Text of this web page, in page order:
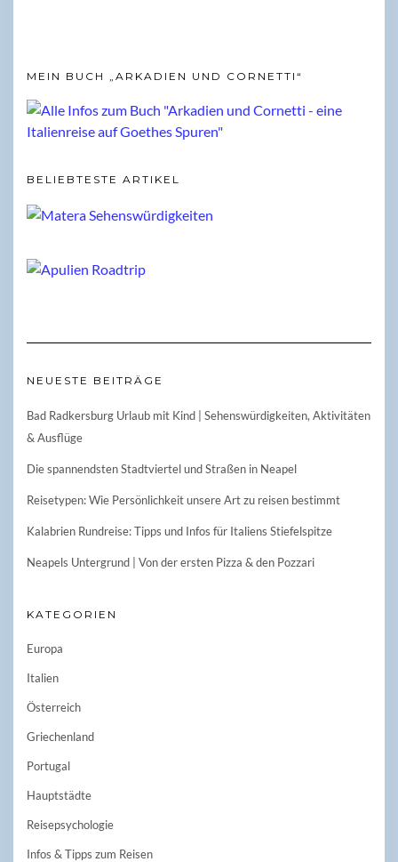
MEIN BUCH „ARKADIEN UND CORNETTI“
BELIEBTESTE ARTIKEL
NEUESTE BEITRÄGE
Bad Radkersburg Urlaub mit Kind | Sehenswürdigkeiten, Aktivitäten
& Ausflüge
Die spannendsten Stadtviertel und Straßen in Neapel
Reisetypen: Wie Persönlichkeit unsere Art zu reisen bestimmt
Kalabrien Rundreise: Tipps und Infos für Italiens Stiefelspitze
Neapels Untergrund | Von der ersten Pizza & den Pozzari
KATEGORIEN
Europa
Italien
Österreich
Griechenland
Portugal
Hauptstädte
Reisepsychologie
Infos & Tipps zum Reisen